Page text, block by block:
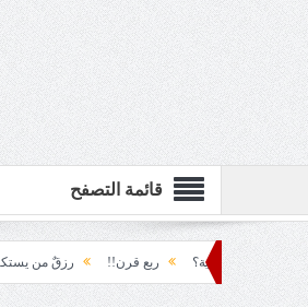
قائمة التصفح
النفسية؟ ربع قرن!! رزقٌ من يستكثره؟!